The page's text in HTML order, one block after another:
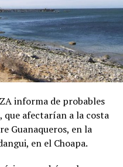
informa de probables
que afectarían a la costa
Guanaqueros, en la
en el Choapa.